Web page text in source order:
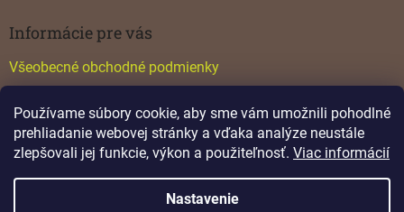
Používame súbory cookie, aby sme vám umožnili pohodlné
prehliadanie webovej stránky a vďaka analýze neustále
zlepšovali jej funkcie, výkon a použiteľnosť. Viac informácií
Nastavenie
Informácie pre vás
Všeobecné obchodné podmienky
Katalógy
Vytvoril Shoptet